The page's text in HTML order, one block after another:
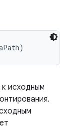
исходным